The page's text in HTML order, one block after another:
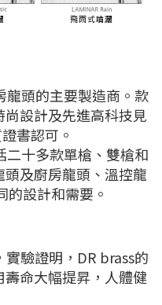
龍頭的主要製造商。款
設計及先進高科技見
書認可。
二十多款單槍、雙槍和
及廚房龍頭、溫控龍
的設計和需要。
實驗證明，DR brass的
命大幅提昇，人體健